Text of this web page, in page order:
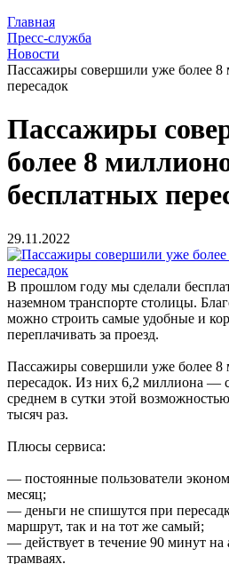
Главная
Пресс-служба
Новости
Пассажиры совершили уже более 8
пересадок
Пассажиры
более 8
бесплатных
29.11.2022
В прошлом году мы сделали
наземном транспорте столицы.
можно строить самые удобные и
переплачивать за проезд.
Пассажиры совершили уже более 8
пересадок. Из них 6,2 миллиона — с
среднем в сутки этой
тысяч раз.
Плюсы сервиса:
— постоянные пользователи
месяц;
— деньги не спишутся при
маршрут, так и на тот же самый;
— действует в течение 90 минут на
трамваях.